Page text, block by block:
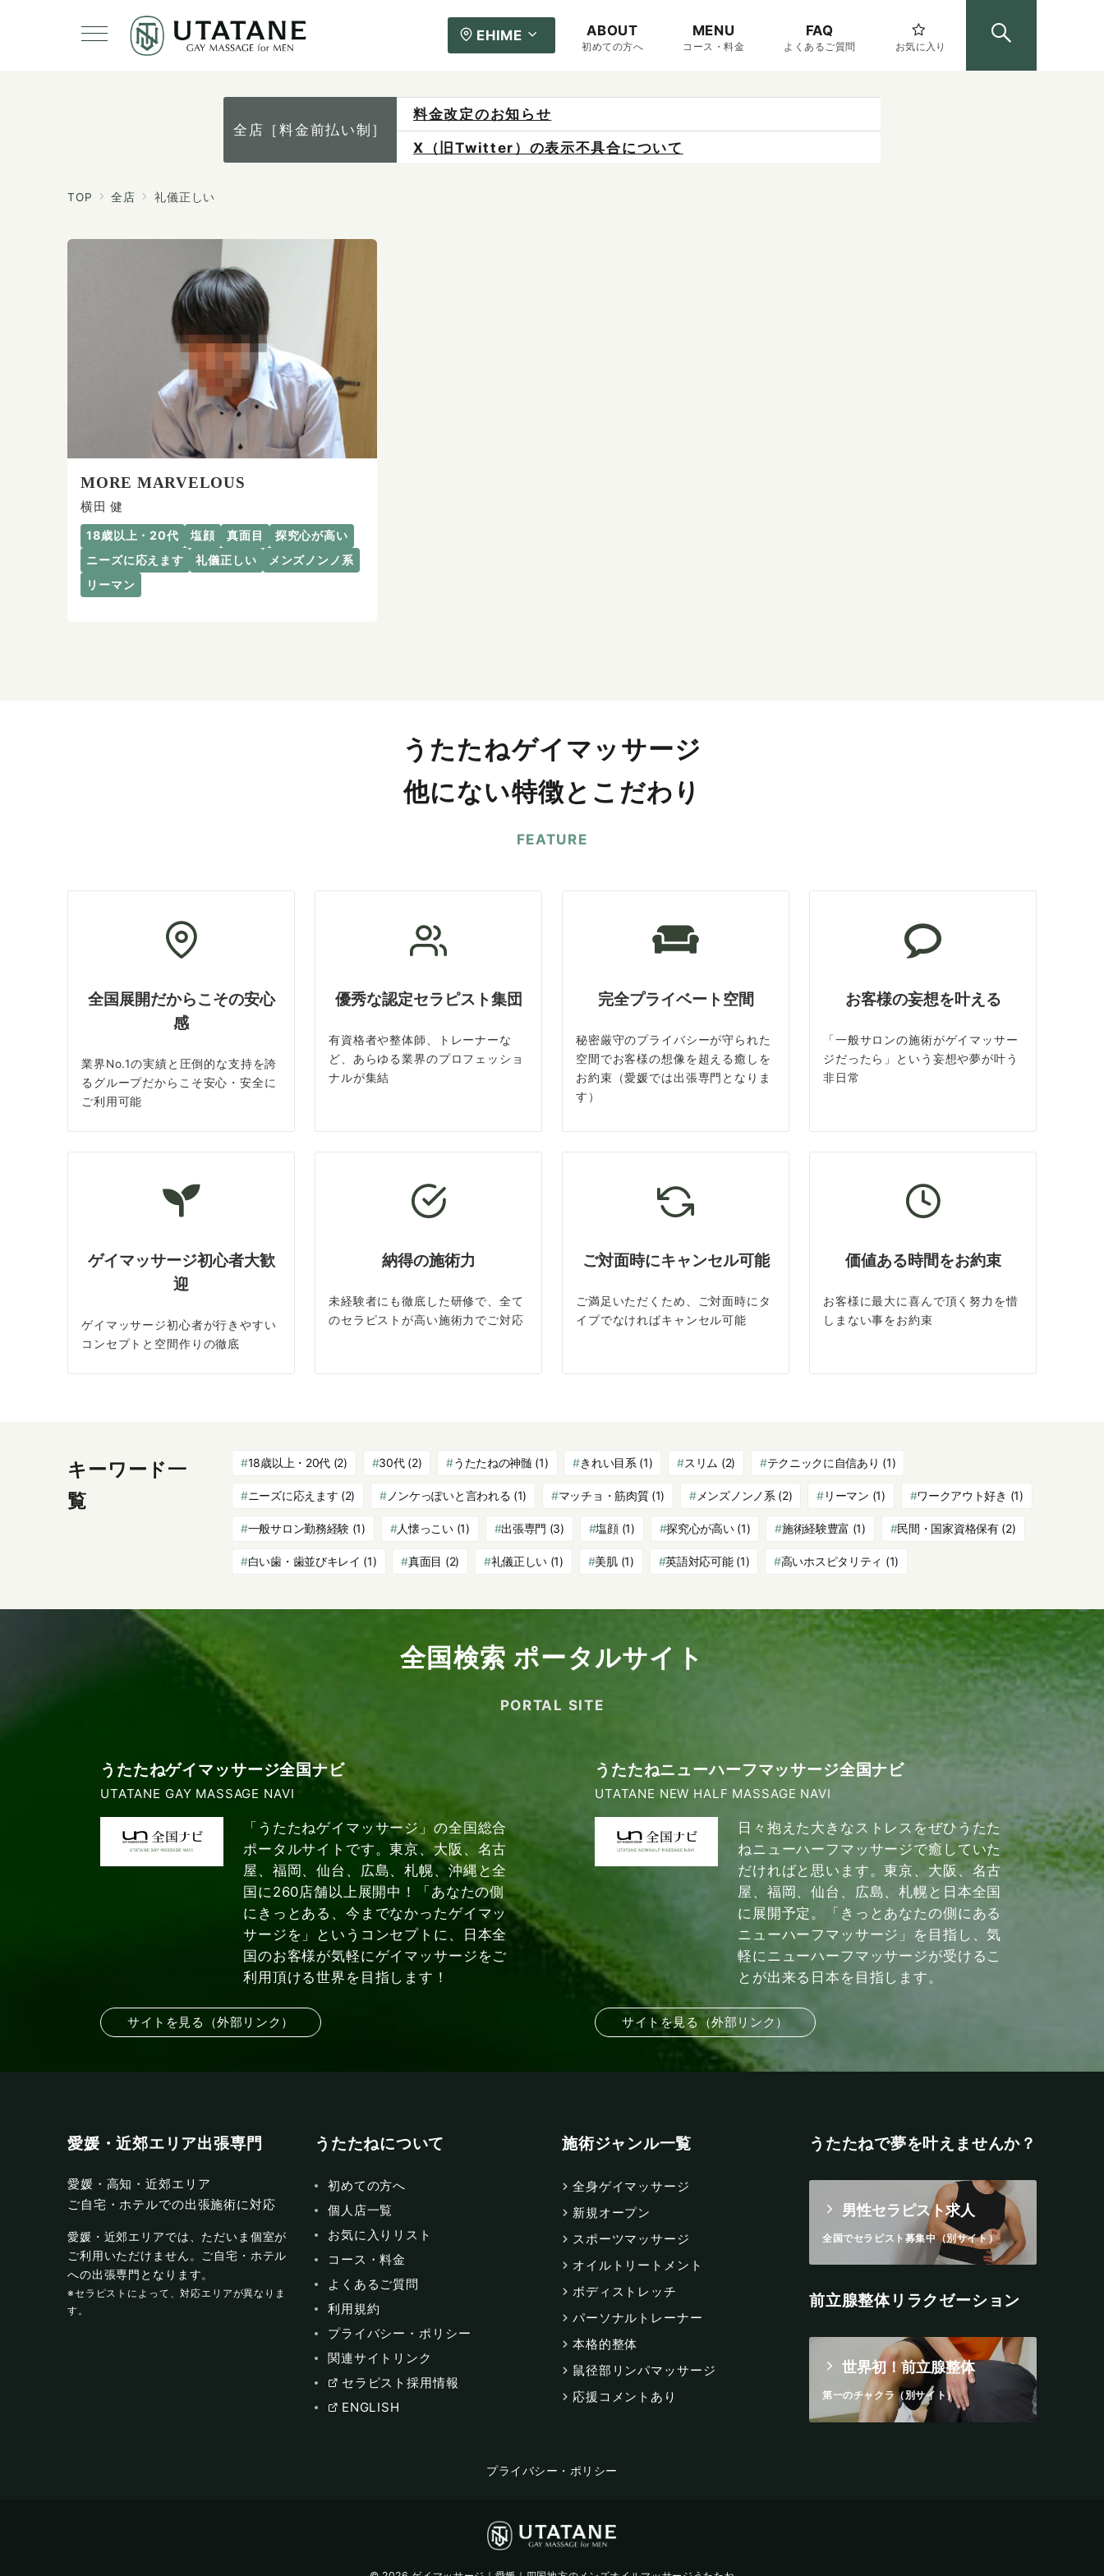
EHIME ABOUT
初めての方へ
MENU
コース・料金
FAQ
よくあるご質問 お気に入り
全店［料金前払い制］
料金改定のお知らせ
X（旧Twitter）の表示不具合について
TOP 全店 礼儀正しい
MORE MARVELOUS
横田 健
18歳以上・20代 塩顔 真面目
探究心が高い
ニーズに応えます
礼儀正しい
メンズノンノ系
リーマン
うたたねゲイマッサージ
他にない特徴とこだわり
FEATURE
全国展開だからこその安心
感
業界No.1の実績と圧倒的な支持を誇
るグループだからこそ安心・安全に
ご利用可能
優秀な認定セラピスト集団
有資格者や整体師、トレーナーな
ど、あらゆる業界のプロフェッショ
ナルが集結
完全プライベート空間
秘密厳守のプライバシーが守られた
空間でお客様の想像を超える癒しを
お約束（愛媛では出張専門となりま
す）
お客様の妄想を叶える
「一般サロンの施術がゲイマッサー
ジだったら」という妄想や夢が叶う
非日常
ゲイマッサージ初心者大歓
迎
ゲイマッサージ初心者が行きやすい
コンセプトと空間作りの徹底
納得の施術力
未経験者にも徹底した研修で、全て
のセラピストが高い施術力でご対応
ご対面時にキャンセル可能
ご満足いただくため、ご対面時にタ
イプでなければキャンセル可能
価値ある時間をお約束
お客様に最大に喜んで頂く努力を惜
しまない事をお約束
キーワード一
覧
18歳以上・20代 (2) 30代(2) うたたねの神髄 (1) きれい目系 (1) スリム (2) テクニックに自信あり (1)
ニーズに応えます (2) ノンケっぽいと言われる (1) マッチョ・筋肉質(1) メンズノンノ系 (2) リーマン (1) ワークアウト好き (1)
一般サロン勤務経験 (1) 人懐っこい(1) 出張専門 (3) 塩顔(1) 探究心が高い(1) 施術経験豊富 (1) 民間・国家資格保有(2)
白い歯・歯並びキレイ (1) 真面目 (2) 礼儀正しい (1) 美肌(1) 英語対応可能(1) 高いホスピタリティ (1)
全国検索 ポータルサイト
PORTAL SITE
うたたねゲイマッサージ全国ナビ
UTATANE GAY MASSAGE NAVI
「うたたねゲイマッサージ」の全国総合
ポータルサイトです。東京、大阪、名古
屋、福岡、仙台、広島、札幌、沖縄と全
国に260店舗以上展開中！「あなたの側
にきっとある、今までなかったゲイマッ
サージを」というコンセプトに、日本全
国のお客様が気軽にゲイマッサージをご
利用頂ける世界を目指します！
サイトを見る（外部リンク）
うたたねニューハーフマッサージ全国ナビ
UTATANE NEW HALF MASSAGE NAVI
日々抱えた大きなストレスをぜひうたた
ねニューハーフマッサージで癒していた
だければと思います。東京、大阪、名古
屋、福岡、仙台、広島、札幌と日本全国
に展開予定。「きっとあなたの側にある
ニューハーフマッサージ」を目指し、気
軽にニューハーフマッサージが受けるこ
とが出来る日本を目指します。
サイトを見る（外部リンク）
愛媛・近郊エリア出張専門
愛媛・高知・近郊エリア
ご自宅・ホテルでの出張施術に対応
愛媛・近郊エリアでは、ただいま個室が
ご利用いただけません。ご自宅・ホテル
への出張専門となります。
※セラピストによって、対応エリアが異なりま
す。
うたたねについて
初めての方へ
個人店一覧
お気に入りリスト
コース・料金
よくあるご質問
利用規約
プライバシー・ポリシー
関連サイトリンク
セラピスト採用情報
ENGLISH
施術ジャンル一覧
全身ゲイマッサージ
新規オープン
スポーツマッサージ
オイルトリートメント
ボディストレッチ
パーソナルトレーナー
本格的整体
鼠径部リンパマッサージ
応援コメントあり
うたたねで夢を叶えませんか？
男性セラピスト求人
全国でセラピスト募集中（別サイト）
前立腺整体リラクゼーション
世界初！前立腺整体
第一のチャクラ（別サイト）
プライバシー・ポリシー